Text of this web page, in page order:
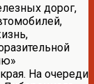
дорог,
На очереди